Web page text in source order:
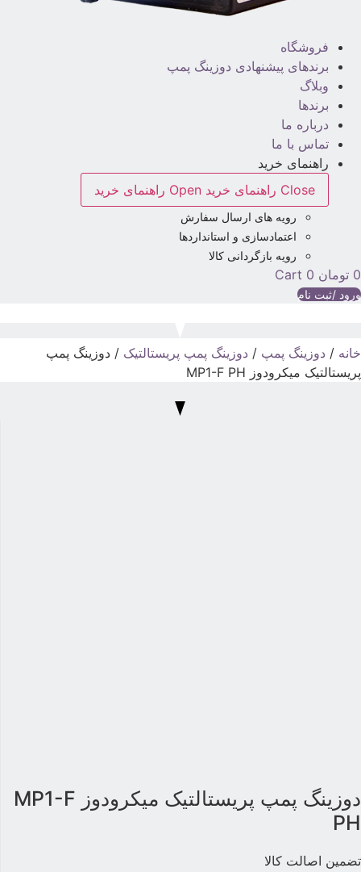
فروشگاه
برندهای پیشنهادی دوزینگ پمپ
وبلاگ
برندها
درباره ما
تماس با ما
راهنمای خرید
Close راهنمای خرید
Open راهنمای خرید
رویه های ارسال سفارش
اعتمادسازی و استانداردها
رویه بازگردانی کالا
0 تومان 0
Cart
ورود /ثبت نام
خانه / دوزینگ پمپ / دوزینگ پمپ پریستالتیک / دوزینگ پمپ
پریستالتیک میکرودوز MP1-F PH
دوزینگ پمپ پریستالتیک میکرودوز MP1-F
PH
تضمین اصالت کالا